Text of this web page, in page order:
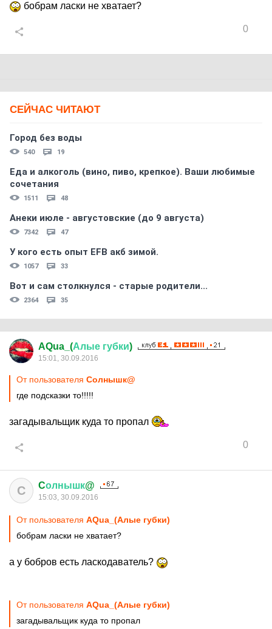
бобрам ласки не хватает?
0
СЕЙЧАС ЧИТАЮТ
Город без воды
540 19
Еда и алкоголь (вино, пиво, крепкое). Ваши любимые
сочетания
1511 48
Анеки июле - августовские (до 9 августа)
7342 47
У кого есть опыт EFB акб зимой.
1057 33
Вот и сам столкнулся - старые родители...
2364 35
AQua_(Алые губки)
15:01, 30.09.2016
От пользователя Cолнышк@
где подсказки то!!!!!
загадывальщик куда то пропал
0
C Cолнышк@
15:03, 30.09.2016
От пользователя AQua_(Алые губки)
бобрам ласки не хватает?
а у бобров есть ласкодаватель?
От пользователя AQua_(Алые губки)
загадывальщик куда то пропал